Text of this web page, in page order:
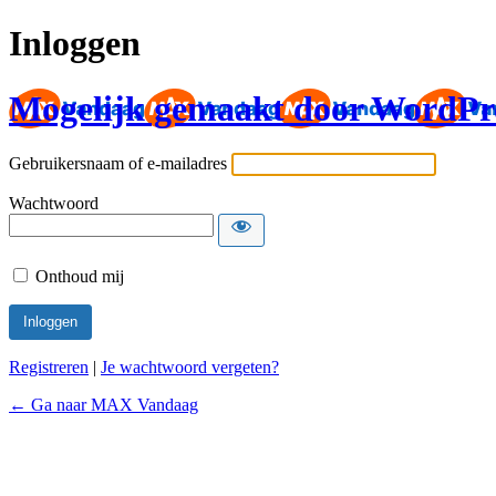
Inloggen
Mogelijk gemaakt door
Gebruikersnaam of e-mailadres
Wachtwoord
Onthoud mij
Registreren | Je wachtwoord vergeten?
← Ga naar MAX Vandaag